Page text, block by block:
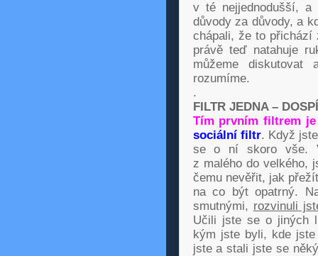
v té nejjednodušší,
důvody za důvody, a
chápali, že to přichází
právě teď natahuje
můžeme
rozumíme.
.
FILTR JEDNA –
Tím prvním filtrem je
sociální filtr. Když
se o ní skoro vše.
z malého do velkého,
čemu nevěřit, jak
na co být opatrný.
smutnými, rozvinuli
Učili jste se o jiných
kým jste byli, kde
jste a stali jste se